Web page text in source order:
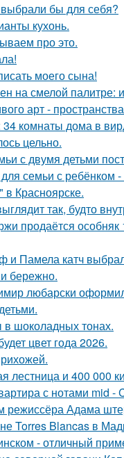
бы для себя?
кухонь.
про это.
моего сына!
на смелой палитре:
арт -
комнаты дома в
цельно.
с двумя детьми
семьи с ребёнком -
в Красноярске.
так, будто
продаётся
Памела катч
бережно.
любарски
в шоколадных тонах.
цвет года 2026.
лестница и 400 000
с нотами mid -
режиссёра Адама
Torres Blancas в
- отличный